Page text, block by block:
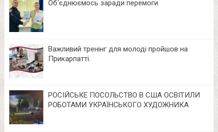
Об‘єднюємось заради перемоги
Важливий тренінг для молоді пройшов на
Прикарпатті.
РОСІЙСЬКЕ ПОСОЛЬСТВО В США ОСВІТИЛИ
РОБОТАМИ УКРАЇНСЬКОГО ХУДОЖНИКА